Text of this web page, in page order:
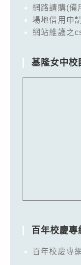
網路請購(備
場地借用申
網站維護之
基隆女中校
百年校慶專
百年校慶專網